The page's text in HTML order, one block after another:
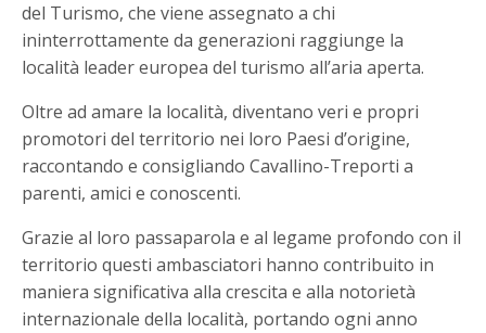
del Turismo, che viene assegnato a chi
ininterrottamente da generazioni raggiunge la
località leader europea del turismo all’aria aperta.
Oltre ad amare la località, diventano veri e propri
promotori del territorio nei loro Paesi d’origine,
raccontando e consigliando Cavallino-Treporti a
parenti, amici e conoscenti.
Grazie al loro passaparola e al legame profondo con il
territorio questi ambasciatori hanno contribuito in
maniera significativa alla crescita e alla notorietà
internazionale della località, portando ogni anno